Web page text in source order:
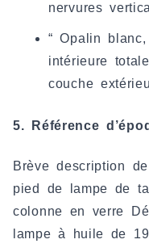
nervures
“ Opalin
intérieure
couche
5. Référence
Brève description
pied de lampe de
colonne en verre
lampe à huile de